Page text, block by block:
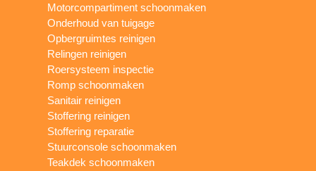
Motorcompartiment schoonmaken
Onderhoud van tuigage
Opbergruimtes reinigen
Relingen reinigen
Roersysteem inspectie
Romp schoonmaken
Sanitair reinigen
Stoffering reinigen
Stoffering reparatie
Stuurconsole schoonmaken
Teakdek schoonmaken